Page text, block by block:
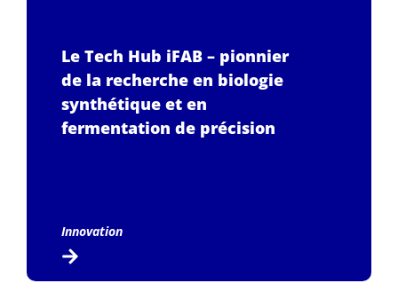
Le Tech Hub iFAB – pionnier
de la recherche en biologie
synthétique et en
fermentation de précision
Innovation